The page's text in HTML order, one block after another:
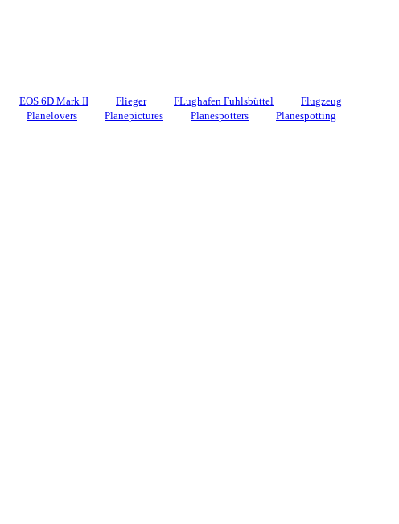
EOS 6D Mark II Flieger FLughafen Fuhlsbüttel
Flugzeug
Planelovers Planepictures Planespotters
Planespotting